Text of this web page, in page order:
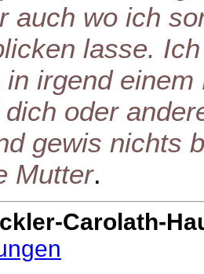
auch wo ich
lasse.
in irgend
oder
gewis nichts
Mutter.
Carolath-